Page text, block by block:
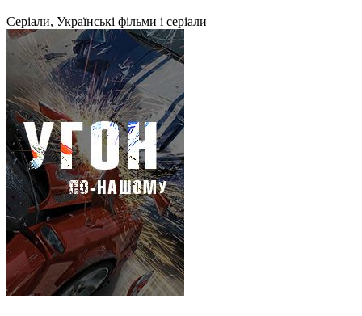
Серіали, Українські фільми і серіали